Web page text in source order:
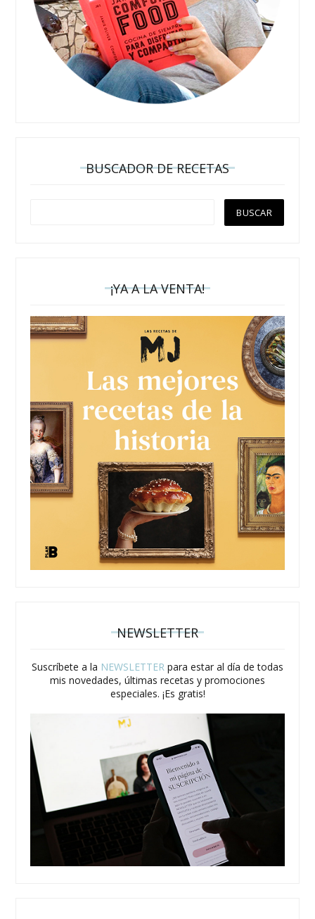
BUSCADOR DE RECETAS
¡YA A LA VENTA!
NEWSLETTER
Suscríbete a la NEWSLETTER para estar al día de todas
mis novedades, últimas recetas y promociones
especiales. ¡Es gratis!